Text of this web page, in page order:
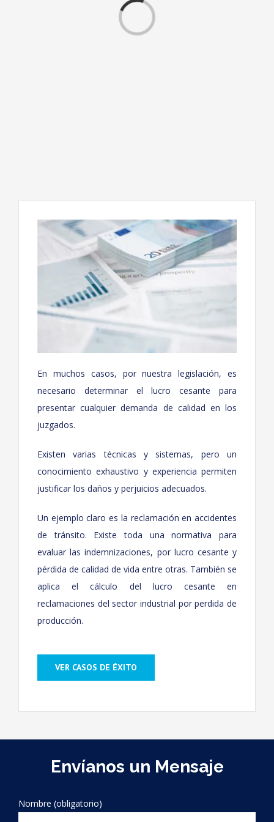
Cargando...
En muchos casos, por nuestra legislación, es
necesario determinar el lucro cesante para
presentar cualquier demanda de calidad en los
juzgados.
Existen varias técnicas y sistemas, pero un
conocimiento exhaustivo y experiencia permiten
justificar los daños y perjuicios adecuados.
Un ejemplo claro es la reclamación en accidentes
de tránsito. Existe toda una normativa para
evaluar las indemnizaciones, por lucro cesante y
pérdida de calidad de vida entre otras. También se
aplica el cálculo del lucro cesante en
reclamaciones del sector industrial por perdida de
producción.
VER CASOS DE ÉXITO
Envíanos un Mensaje
Nombre (obligatorio)